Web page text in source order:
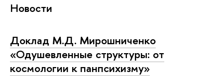
Новости
Доклад М.Д. Мирошниченко
«Одушевленные структуры: от
космологии к панпсихизму»